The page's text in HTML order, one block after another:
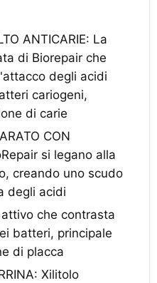
ANTICARIE: La
di Biorepair che
degli acidi
cariogeni,
di carie
CON
si legano alla
creando uno scudo
degli acidi
che contrasta
batteri, principale
di placca
Xilitolo